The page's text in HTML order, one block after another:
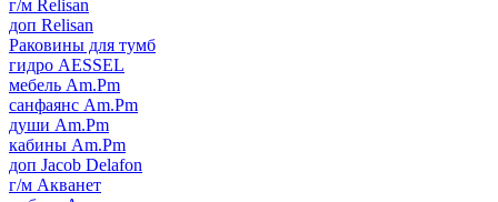
г/м Relisan
доп Relisan
Раковины для тумб
гидро AESSEL
мебель Am.Pm
санфаянс Am.Pm
души Am.Pm
кабины Am.Pm
доп Jacob Delafon
г/м Акванет